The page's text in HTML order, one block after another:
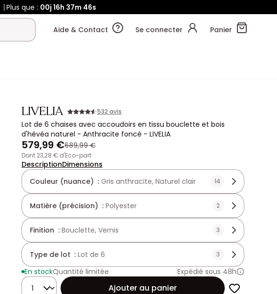
Plus que : 00j 16h 37m 44s
Aide & Contact Se connecter Panier
LIVELIA 532 avis
Lot de 6 chaises avec accoudoirs en tissu bouclette et bois
d'hévéa naturel - Anthracite foncé - LIVELIA
579,99 €689,99 €
dont 23,28 € d'Eco-part
DescriptionDimensions
Couleur (nuance) : Gris anthracite, Naturel clair 14
Matière (précision) : Polyester 2
Finition : Bouclette, Vernis 3
Type de lot : Lot de 6 3
En stockQuantité limitée
Expédié sous 48h
Quantité
Ajouter au panier